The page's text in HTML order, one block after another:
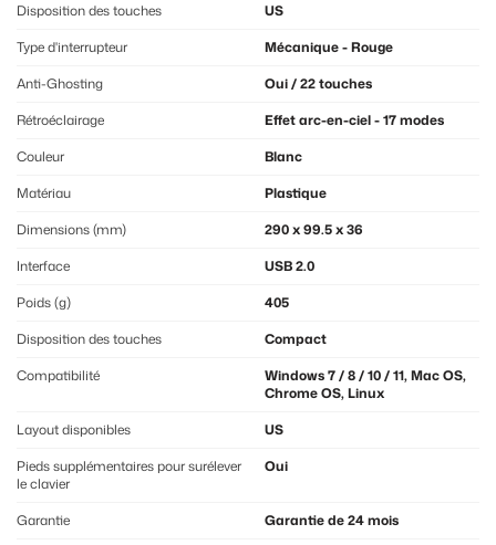
Disposition des touches
US
Type d'interrupteur
Mécanique - Rouge
Anti-Ghosting
Oui / 22 touches
Rétroéclairage
Effet arc-en-ciel - 17 modes
Couleur
Blanc
Matériau
Plastique
Dimensions (mm)
290 x 99.5 x 36
Interface
USB 2.0
Poids (g)
405
Disposition des touches
Compact
Compatibilité
Windows 7 / 8 / 10 / 11, Mac OS,
Chrome OS, Linux
Layout disponibles
US
Pieds supplémentaires pour surélever
le clavier
Oui
Garantie
Garantie de 24 mois